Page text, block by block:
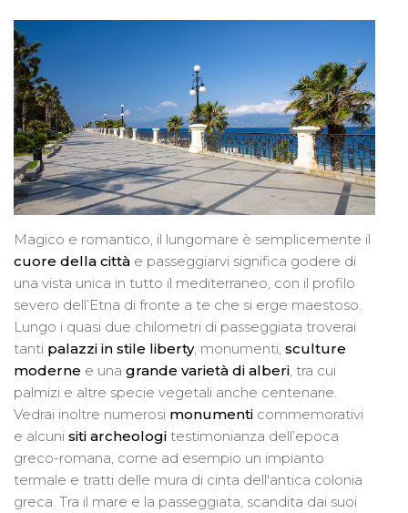
Magico e romantico, il lungomare è semplicemente il
cuore della città e passeggiarvi significa godere di
una vista unica in tutto il mediterraneo, con il profilo
severo dell’Etna di fronte a te che si erge maestoso.
Lungo i quasi due chilometri di passeggiata troverai
tanti palazzi in stile liberty, monumenti, sculture
moderne e una grande varietà di alberi , tra cui
palmizi e altre specie vegetali anche centenarie.
Vedrai inoltre numerosi monumenti commemorativi
e alcuni siti archeologi testimonianza dell’epoca
greco-romana, come ad esempio un impianto
termale e tratti delle mura di cinta dell'antica colonia
greca. Tra il mare e la passeggiata, scandita dai suoi